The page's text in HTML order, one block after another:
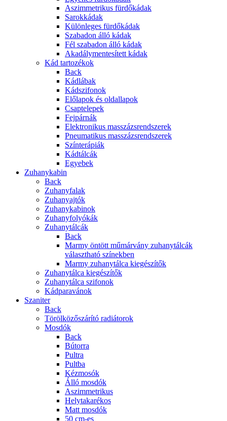
Aszimmetrikus fürdőkádak
Sarokkádak
Különleges fürdőkádak
Szabadon álló kádak
Fél szabadon álló kádak
Akadálymentesített kádak
Kád tartozékok
Back
Kádlábak
Kádszifonok
Előlapok és oldallapok
Csaptelepek
Fejpárnák
Elektronikus masszázsrendszerek
Pneumatikus masszázsrendszerek
Színterápiák
Kádtálcák
Egyebek
Zuhanykabin
Back
Zuhanyfalak
Zuhanyajtók
Zuhanykabinok
Zuhanyfolyókák
Zuhanytálcák
Back
Marmy öntött műmárvány zuhanytálcák
választható színekben
Marmy zuhanytálca kiegészítők
Zuhanytálca kiegészítők
Zuhanytálca szifonok
Kádparavánok
Szaniter
Back
Törölközőszárító radiátorok
Mosdók
Back
Bútorra
Pultra
Pultba
Kézmosók
Álló mosdók
Aszimmetrikus
Helytakarékos
Matt mosdók
50 cm-es